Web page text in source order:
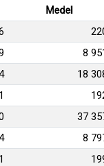
Medel
8
18
1
37
8